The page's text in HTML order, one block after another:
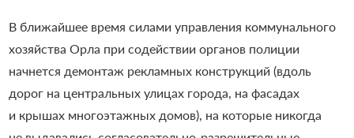
В ближайшее время силами управления коммунального
хозяйства Орла при содействии органов полиции
начнется демонтаж рекламных конструкций (вдоль
дорог на центральных улицах города, на фасадах
и крышах многоэтажных домов), на которые никогда